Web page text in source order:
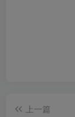
上一篇